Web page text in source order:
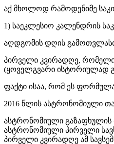
აქ მხოლოდ რამოდენიმე
1) საეკლესიო კალენდრის
აღდგომის დღის
პირველი კვირადღე,
(ყოველგვარი ისტორიულად
ფაქტი ისაა, რომ ეს
2016 წლის ასტრონომიული
ასტრონომიული გაზაფხულის
ასტრონომიული პირველი
პირველი კვირადღე ამ